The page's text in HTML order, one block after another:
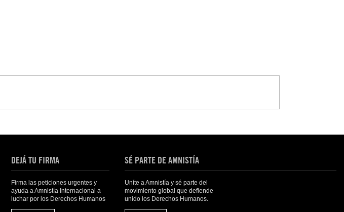
DEJÁ TU FIRMA
Firma las peticiones urgentes y
ayuda a Amnistía Internacional a
luchar por los Derechos Humanos
SÉ PARTE DE AMNISTÍA
Uníte a Amnistía y sé parte del
movimiento global que defiende
unido los Derechos Humanos.